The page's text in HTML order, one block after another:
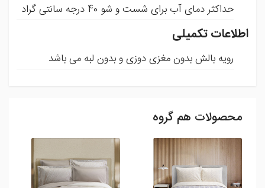
حداکثر دمای آب برای شست و شو 40 درجه سانتی گراد
اطلاعات تکمیلی
رویه بالش بدون مغزی دوزی و بدون لبه می باشد
ثبت نظر
شما می توانید با ثبت نظر و امتیاز خود ما را در بهبود محصولات
یاری رسانید .
محصولات هم گروه